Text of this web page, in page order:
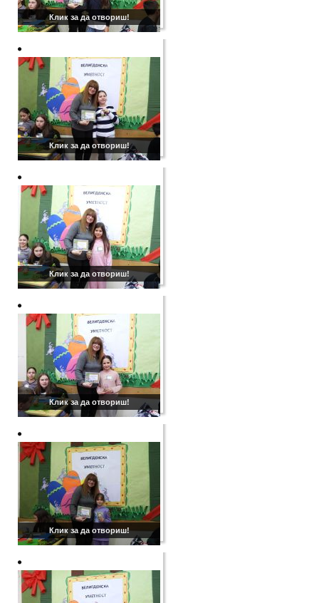
Клик за да отвориш!
Клик за да отвориш!
Клик за да отвориш!
Клик за да отвориш!
Клик за да отвориш!